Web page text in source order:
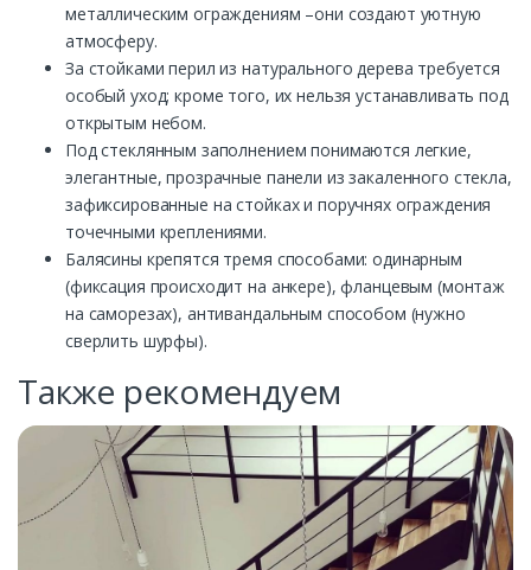
металлическим ограждениям –они создают уютную
атмосферу.
За стойками перил из натурального дерева требуется
особый уход; кроме того, их нельзя устанавливать под
открытым небом.
Под стеклянным заполнением понимаются легкие,
элегантные, прозрачные панели из закаленного стекла,
зафиксированные на стойках и поручнях ограждения
точечными креплениями.
Балясины крепятся тремя способами: одинарным
(фиксация происходит на анкере), фланцевым (монтаж
на саморезах), антивандальным способом (нужно
сверлить шурфы).
Также рекомендуем